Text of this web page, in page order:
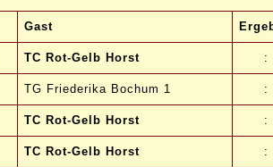
Gast
TC Rot-Gelb Horst :
TG Friederika Bochum 1 :
TC Rot-Gelb Horst :
TC Rot-Gelb Horst :